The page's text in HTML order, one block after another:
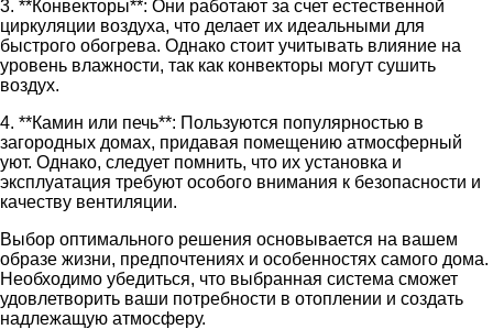
3. **Конвекторы**: Они работают за счет естественной
циркуляции воздуха, что делает их идеальными для
быстрого обогрева. Однако стоит учитывать влияние на
уровень влажности, так как конвекторы могут сушить
воздух.
4. **Камин или печь**: Пользуются популярностью в
загородных домах, придавая помещению атмосферный
уют. Однако, следует помнить, что их установка и
эксплуатация требуют особого внимания к безопасности и
качеству вентиляции.
Выбор оптимального решения основывается на вашем
образе жизни, предпочтениях и особенностях самого дома.
Необходимо убедиться, что выбранная система сможет
удовлетворить ваши потребности в отоплении и создать
надлежащую атмосферу.